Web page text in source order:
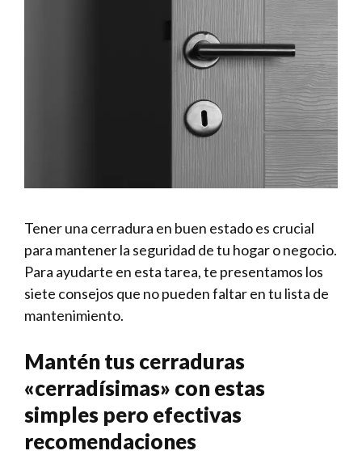
Tener una⁢ cerradura en​ buen estado​ es crucial
para mantener la ⁤seguridad de⁤ tu hogar o negocio.
Para ayudarte‌ en ⁢esta tarea, te presentamos los
siete consejos que no pueden faltar en tu lista ‌de
mantenimiento.
Mantén ⁤tus cerraduras
«cerradísimas»‌ con⁣ estas
‌simples pero efectivas
recomendaciones